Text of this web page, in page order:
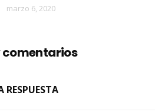
marzo 6, 2020
comentarios
RESPUESTA